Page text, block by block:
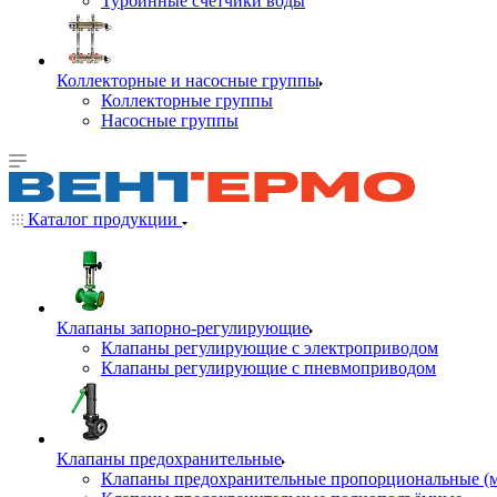
Коллекторные и насосные группы
Коллекторные группы
Насосные группы
Каталог продукции
Клапаны запорно-регулирующие
Клапаны регулирующие с электроприводом
Клапаны регулирующие с пневмоприводом
Клапаны предохранительные
Клапаны предохранительные пропорциональные